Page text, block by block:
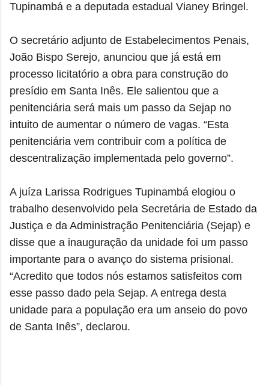
Tupinambá e a deputada estadual Vianey Bringel.
O secretário adjunto de Estabelecimentos Penais,
João Bispo Serejo, anunciou que já está em
processo licitatório a obra para construção do
presídio em Santa Inês. Ele salientou que a
penitenciária será mais um passo da Sejap no
intuito de aumentar o número de vagas. “Esta
penitenciária vem contribuir com a política de
descentralização implementada pelo governo”.
A juíza Larissa Rodrigues Tupinambá elogiou o
trabalho desenvolvido pela Secretária de Estado da
Justiça e da Administração Penitenciária (Sejap) e
disse que a inauguração da unidade foi um passo
importante para o avanço do sistema prisional.
“Acredito que todos nós estamos satisfeitos com
esse passo dado pela Sejap. A entrega desta
unidade para a população era um anseio do povo
de Santa Inês”, declarou.